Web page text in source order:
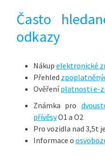
Často
odkazy
Nákup elektronické
Přehled
Ověřeníplatnosti e-
Známka pro
přívěsyO1 a O2
Pro vozidla nad 3,5t
Informace o